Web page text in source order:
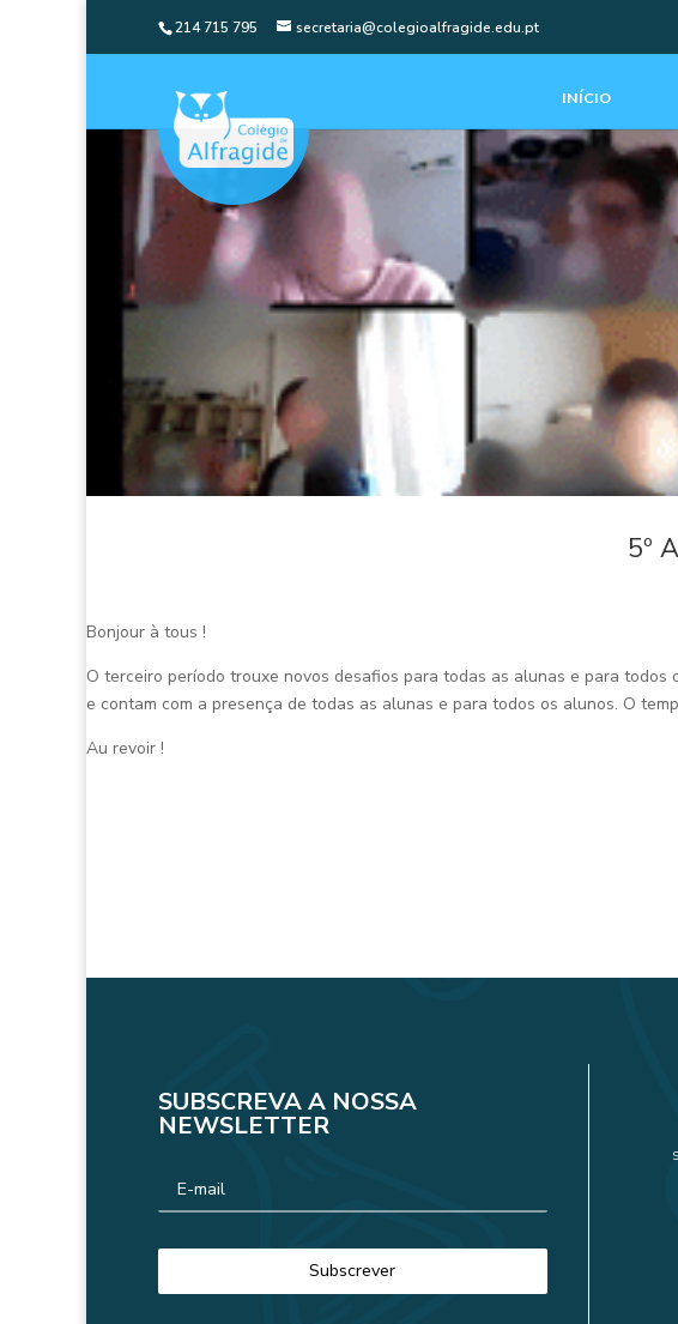
214 715 795 secretaria@colegioalfragide.edu.pt
INÍCIO
5º
Bonjour à tous !
O terceiro período trouxe novos desafios para todas as alunas e para
e contam com a presença de todas as alunas e para todos os alunos. O
Au revoir !
SUBSCREVA A NOSSA
NEWSLETTER